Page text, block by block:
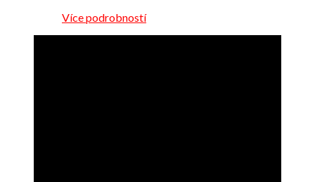
Více podrobností